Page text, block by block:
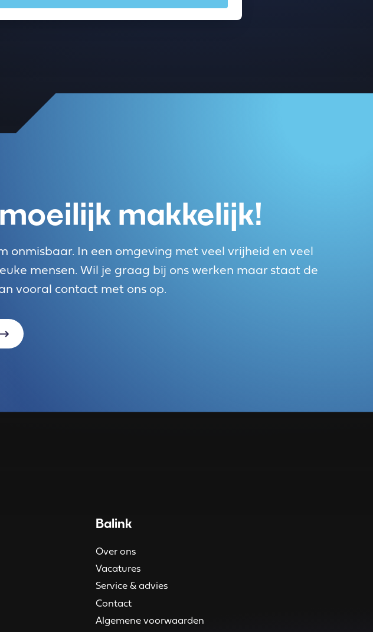
makkelijk!
onmisbaar. In een omgeving met veel vrijheid en veel
mensen. Wil je graag bij ons werken maar staat de
vooral contact met ons op.
Balink
Over ons
Vacatures
Service & advies
Contact
Algemene voorwaarden